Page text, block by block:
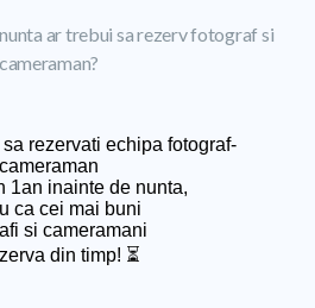
ar trebui sa rezerv fotograf si
cameraman?
rezervati echipa fotograf-
cameraman
1an inainte de nunta,
ca cei mai buni
si cameramani
din timp! ⏳